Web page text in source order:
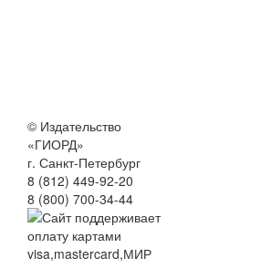
© Издательство
«ГИОРД»
г. Санкт-Петербург
8 (812) 449-92-20
8 (800) 700-34-44